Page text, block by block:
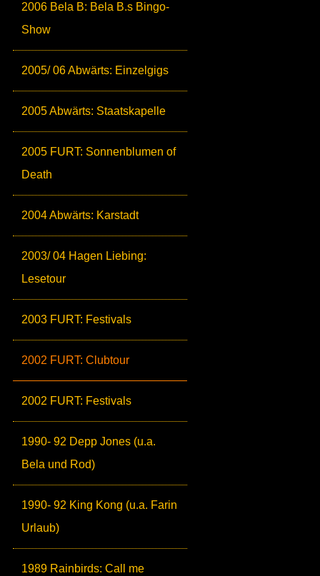
2006 Bela B: Bela B.s Bingo-
Show
2005/ 06 Abwärts: Einzelgigs
2005 Abwärts: Staatskapelle
2005 FURT: Sonnenblumen of
Death
2004 Abwärts: Karstadt
2003/ 04 Hagen Liebing:
Lesetour
2003 FURT: Festivals
2002 FURT: Clubtour
2002 FURT: Festivals
1990- 92 Depp Jones (u.a.
Bela und Rod)
1990- 92 King Kong (u.a. Farin
Urlaub)
1989 Rainbirds: Call me